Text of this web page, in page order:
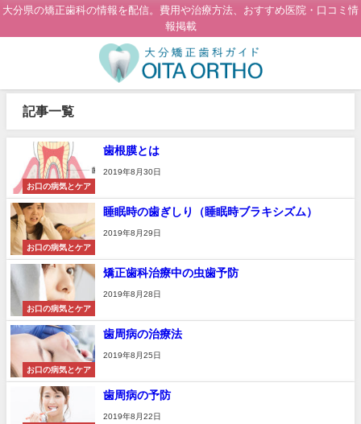
大分県の矯正歯科の情報を配信。費用や治療方法、おすすめ医院・口コミ情
報掲載
記事一覧
お口の病気とケア
歯根膜とは
2019年8月30日
お口の病気とケア
睡眠時の歯ぎしり（睡眠時ブラキシズム）
2019年8月29日
お口の病気とケア
矯正歯科治療中の虫歯予防
2019年8月28日
お口の病気とケア
歯周病の治療法
2019年8月25日
歯周病の予防
2019年8月22日